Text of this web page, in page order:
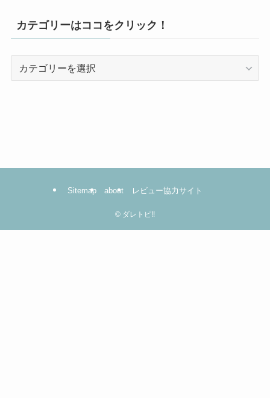
カテゴリーはココをクリック！
コ
Sitemap about レビュー協力サイト
© ダレトピ!!